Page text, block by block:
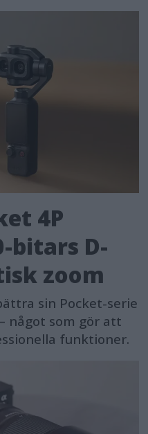
4P
bitars D-
zoom
sin Pocket-serie
något som gör att
funktioner.